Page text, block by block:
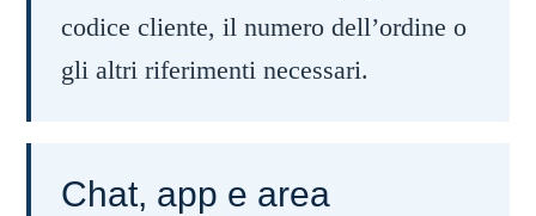
codice cliente, il numero dell’ordine o
gli altri riferimenti necessari.
Chat, app e area